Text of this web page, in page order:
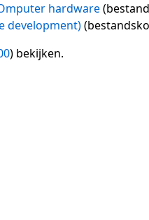
hardware
development)
) bekijken.